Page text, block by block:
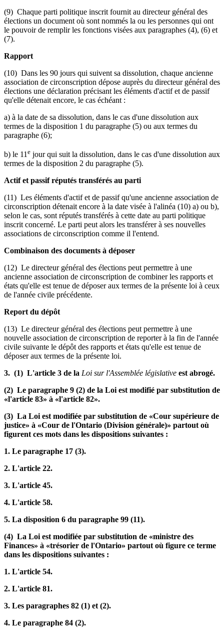
(9) Chaque parti politique inscrit fournit au directeur général des
élections un document où sont nommés la ou les personnes qui ont
le pouvoir de remplir les fonctions visées aux paragraphes (4), (6) et
(7).
Rapport
(10) Dans les 90 jours qui suivent sa dissolution, chaque ancienne
association de circonscription dépose auprès du directeur général des
élections une déclaration précisant les éléments d'actif et de passif
qu'elle détenait encore, le cas échéant :
a) à la date de sa dissolution, dans le cas d'une dissolution aux
termes de la disposition 1 du paragraphe (5) ou aux termes du
paragraphe (6);
b) le 11 e jour qui suit la dissolution, dans le cas d'une dissolution aux
termes de la disposition 2 du paragraphe (5).
Actif et passif réputés transférés au parti
(11) Les éléments d'actif et de passif qu'une ancienne association de
circonscription détenait encore à la date visée à l'alinéa (10) a) ou b),
selon le cas, sont réputés transférés à cette date au parti politique
inscrit concerné. Le parti peut alors les transférer à ses nouvelles
associations de circonscription comme il l'entend.
Combinaison des documents à déposer
(12) Le directeur général des élections peut permettre à une
ancienne association de circonscription de combiner les rapports et
états qu'elle est tenue de déposer aux termes de la présente loi à ceux
de l'année civile précédente.
Report du dépôt
(13) Le directeur général des élections peut permettre à une
nouvelle association de circonscription de reporter à la fin de l'année
civile suivante le dépôt des rapports et états qu'elle est tenue de
déposer aux termes de la présente loi.
3. (1) L'article 3 de la Loi sur l'Assemblée législative est abrogé.
(2) Le paragraphe 9 (2) de la Loi est modifié par substitution de
«l'article 83» à «l'article 82».
(3) La Loi est modifiée par substitution de «Cour supérieure de
justice» à «Cour de l'Ontario (Division générale)» partout où
figurent ces mots dans les dispositions suivantes :
1. Le paragraphe 17 (3).
2. L'article 22.
3. L'article 45.
4. L'article 58.
5. La disposition 6 du paragraphe 99 (11).
(4) La Loi est modifiée par substitution de «ministre des
Finances» à «trésorier de l'Ontario» partout où figure ce terme
dans les dispositions suivantes :
1. L'article 54.
2. L'article 81.
3. Les paragraphes 82 (1) et (2).
4. Le paragraphe 84 (2).